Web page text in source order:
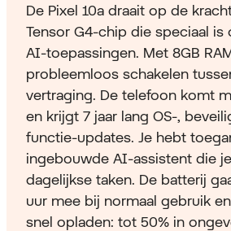
De Pixel 10a draait op de
Tensor G4-chip die speciaal
AI-toepassingen. Met 8GB
probleemloos schakelen
vertraging. De telefoon komt
en krijgt 7 jaar lang OS-,
functie-updates. Je hebt
ingebouwde AI-assistent die
dagelijkse taken. De batterij
uur mee bij normaal gebruik
snel opladen: tot 50% in